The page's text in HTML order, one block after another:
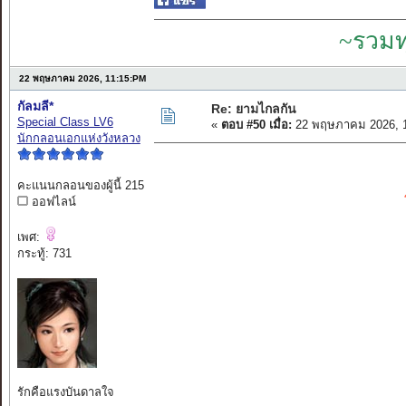
~รวม
22 พฤษภาคม 2026, 11:15:PM
กัลมลี*
Special Class LV6
นักกลอนเอกแห่งวังหลวง
คะแนนกลอนของผู้นี้ 215
ออฟไลน์
เพศ:
กระทู้: 731
รักคือแรงบันดาลใจ
Re: ยามไกลกัน
« ตอบ #50 เมื่อ: 22 พฤษภาคม 2026,